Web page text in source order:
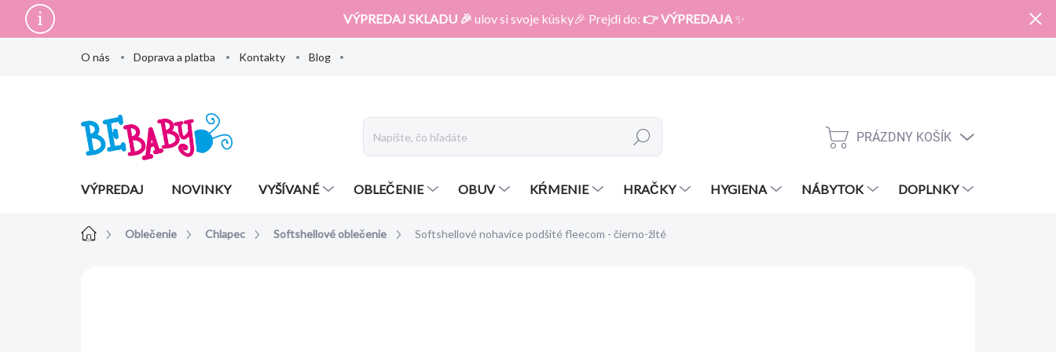
obsah
VÝPREDAJ SKLADU 🎉 ulov si svoje kúsky🎉 Prejdi do: 👉 VÝPREDAJA ✨
O nás Doprava a platba Kontakty Blog
Hľadať
NÁKUPNÝ
PRÁZDNY KOŠÍK
VÝPREDAJ NOVINKY VYŠÍVANÉ OBLEČENIE OBUV KŔMENIE HRAČKY HYGIENA NÁBYTOK DOPLNKY
DomovOblečenie Chlapec Softshellové oblečenie Softshellové nohavice podšité fleecom - čierno-žlté